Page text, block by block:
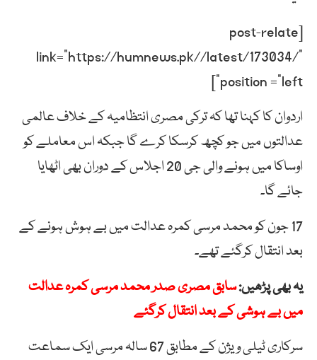
[post-relate
link=”https://humnews.pk//latest/173034/”
position =”left”]
اردوان کا کہنا تھا کہ ترکی مصری انتظامیہ کے خلاف عالمی
عدالتوں میں جو کچھ کرسکا کرے گا جبکہ اس معاملے کو
اوساکا میں ہونے والی جی 20 اجلاس کے دوران بھی اٹھایا
جائے گا۔
17 جون کو محمد مرسی کمرہ عدالت میں بے ہوش ہونے کے
بعد انتقال کرگئے تھے۔
یہ بھی پڑھیں:سابق مصری صدر محمد مرسی کمرہ عدالت
میں بے ہوشی کے بعد انتقال کرگئے
سرکاری ٹیلی ویژن کے مطابق 67 سالہ مرسی ایک سماعت